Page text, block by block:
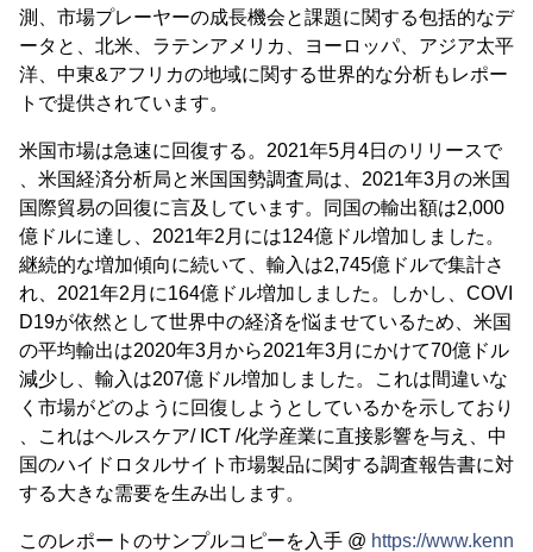
測、市場プレーヤーの成長機会と課題に関する包括的なデ
ータと、北米、ラテンアメリカ、ヨーロッパ、アジア太平
洋、中東&アフリカの地域に関する世界的な分析もレポー
トで提供されています。
米国市場は急速に回復する。2021年5月4日のリリースで
、米国経済分析局と米国国勢調査局は、2021年3月の米国
国際貿易の回復に言及しています。同国の輸出額は2,000
億ドルに達し、2021年2月には124億ドル増加しました。
継続的な増加傾向に続いて、輸入は2,745億ドルで集計さ
れ、2021年2月に164億ドル増加しました。しかし、COVI
D19が依然として世界中の経済を悩ませているため、米国
の平均輸出は2020年3月から2021年3月にかけて70億ドル
減少し、輸入は207億ドル増加しました。これは間違いな
く市場がどのように回復しようとしているかを示しており
、これはヘルスケア/ ICT /化学産業に直接影響を与え、中
国のハイドロタルサイト市場製品に関する調査報告書に対
する大きな需要を生み出します。
このレポートのサンプルコピーを入手 @ https://www.kenn